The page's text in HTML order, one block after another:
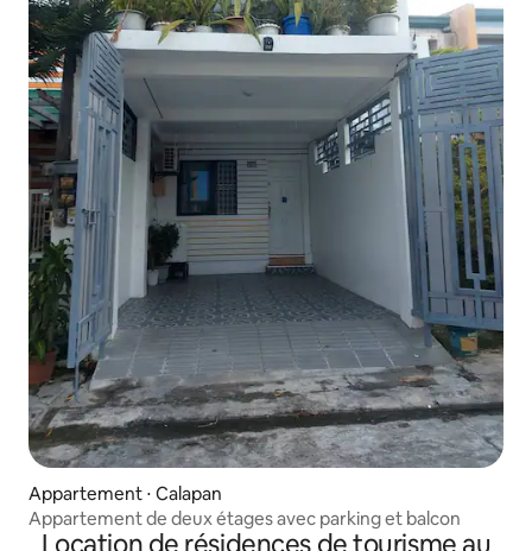
Appartement ⋅ Calapan
Appartement de deux étages avec parking et balcon